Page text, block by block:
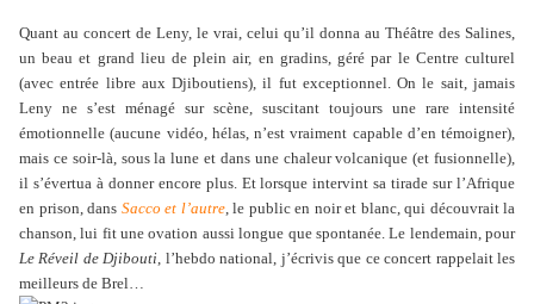
Quant au concert de Leny, le vrai, celui qu’il donna au Théâtre des Salines,
un beau et grand lieu de plein air, en gradins, géré par le Centre culturel
(avec entrée libre aux Djiboutiens), il fut exceptionnel. On le sait, jamais
Leny ne s’est ménagé sur scène, suscitant toujours une rare intensité
émotionnelle (aucune vidéo, hélas, n’est vraiment capable d’en témoigner),
mais ce soir-là, sous la lune et dans une chaleur volcanique (et fusionnelle),
il s’évertua à donner encore plus. Et lorsque intervint sa tirade sur l’Afrique
en prison, dans Sacco et l’autre, le public en noir et blanc, qui découvrait la
chanson, lui fit une ovation aussi longue que spontanée. Le lendemain, pour
Le Réveil de Djibouti, l’hebdo national, j’écrivis que ce concert rappelait les
meilleurs de Brel…